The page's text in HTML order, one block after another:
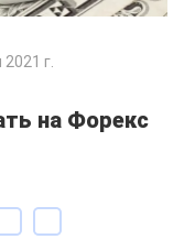
г.
на Форекс